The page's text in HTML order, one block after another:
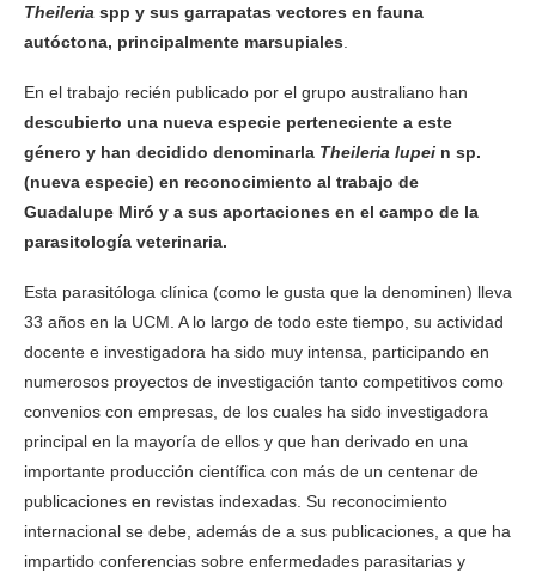
Theileria spp y sus garrapatas vectores en fauna
autóctona, principalmente marsupiales.
En el trabajo recién publicado por el grupo australiano han
descubierto una nueva especie perteneciente a este
género y han decidido denominarla Theileria lupei n sp.
(nueva especie) en reconocimiento al trabajo de
Guadalupe Miró y a sus aportaciones en el campo de la
parasitología veterinaria.
Esta parasitóloga clínica (como le gusta que la denominen) lleva
33 años en la UCM. A lo largo de todo este tiempo, su actividad
docente e investigadora ha sido muy intensa, participando en
numerosos proyectos de investigación tanto competitivos como
convenios con empresas, de los cuales ha sido investigadora
principal en la mayoría de ellos y que han derivado en una
importante producción científica con más de un centenar de
publicaciones en revistas indexadas. Su reconocimiento
internacional se debe, además de a sus publicaciones, a que ha
impartido conferencias sobre enfermedades parasitarias y